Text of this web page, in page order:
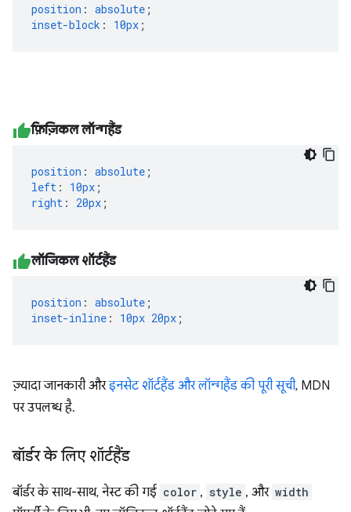
position : absolute ;
inset-block : 10px ;
फ़िज़िकल लॉन्गहैंड
position : absolute ;
left : 10px ;
right : 20px ;
लॉजिकल शॉर्टहैंड
position : absolute ;
inset-inline : 10px 20px ;
ज़्यादा जानकारी औरइनसेट शॉर्टहैंड और लॉन्गहैंड की पूरी सूची, MDN
पर उपलब्ध है.
बॉर्डर के लिए शॉर्टहैंड
बॉर्डर के साथ-साथ, नेस्ट की गई color , style , और width